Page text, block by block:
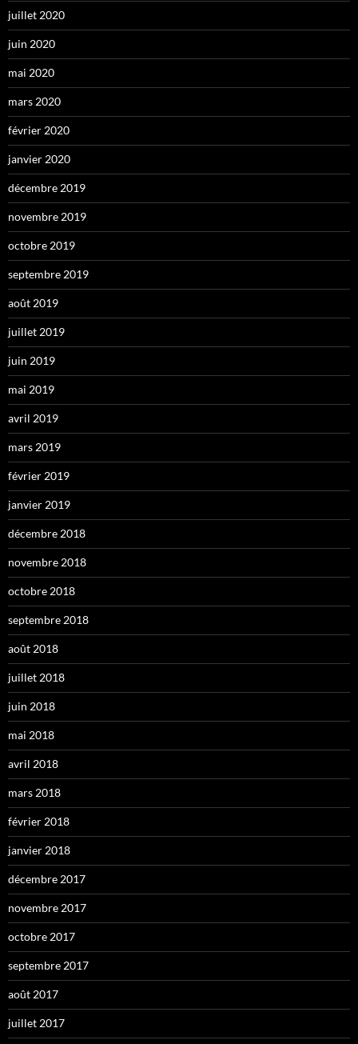
juillet 2020
juin 2020
mai 2020
mars 2020
février 2020
janvier 2020
décembre 2019
novembre 2019
octobre 2019
septembre 2019
août 2019
juillet 2019
juin 2019
mai 2019
avril 2019
mars 2019
février 2019
janvier 2019
décembre 2018
novembre 2018
octobre 2018
septembre 2018
août 2018
juillet 2018
juin 2018
mai 2018
avril 2018
mars 2018
février 2018
janvier 2018
décembre 2017
novembre 2017
octobre 2017
septembre 2017
août 2017
juillet 2017